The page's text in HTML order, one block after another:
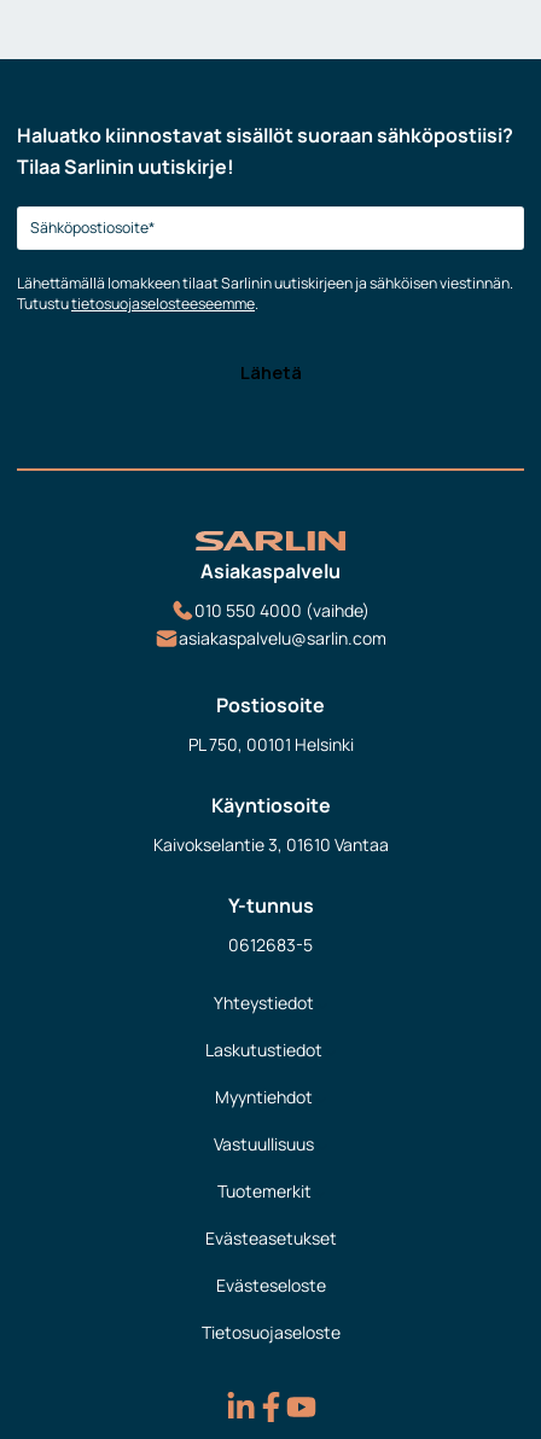
Haluatko kiinnostavat sisällöt suoraan sähköpostiisi?
Tilaa Sarlinin uutiskirje!
Lähettämällä lomakkeen tilaat Sarlinin uutiskirjeen ja sähköisen viestinnän.
Tutustutietosuojaselosteeseemme.
Asiakaspalvelu
010 550 4000 (vaihde)
asiakaspalvelu@sarlin.com
Postiosoite
PL 750, 00101 Helsinki
Käyntiosoite
Kaivokselantie 3, 01610 Vantaa
Y-tunnus
0612683-5
Yhteystiedot
Laskutustiedot
Myyntiehdot
Vastuullisuus
Tuotemerkit
Evästeasetukset
Evästeseloste
Tietosuojaseloste